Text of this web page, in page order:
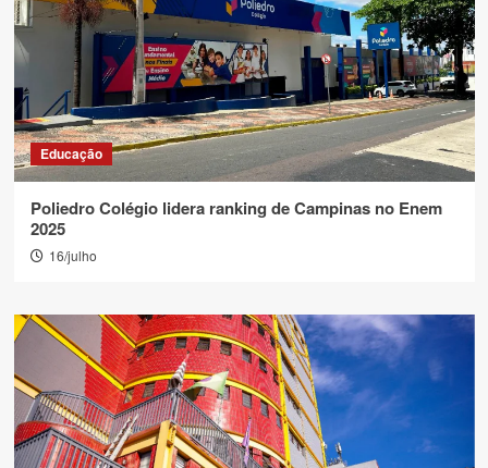
Educação
Poliedro Colégio lidera ranking de Campinas no Enem
2025
16/julho